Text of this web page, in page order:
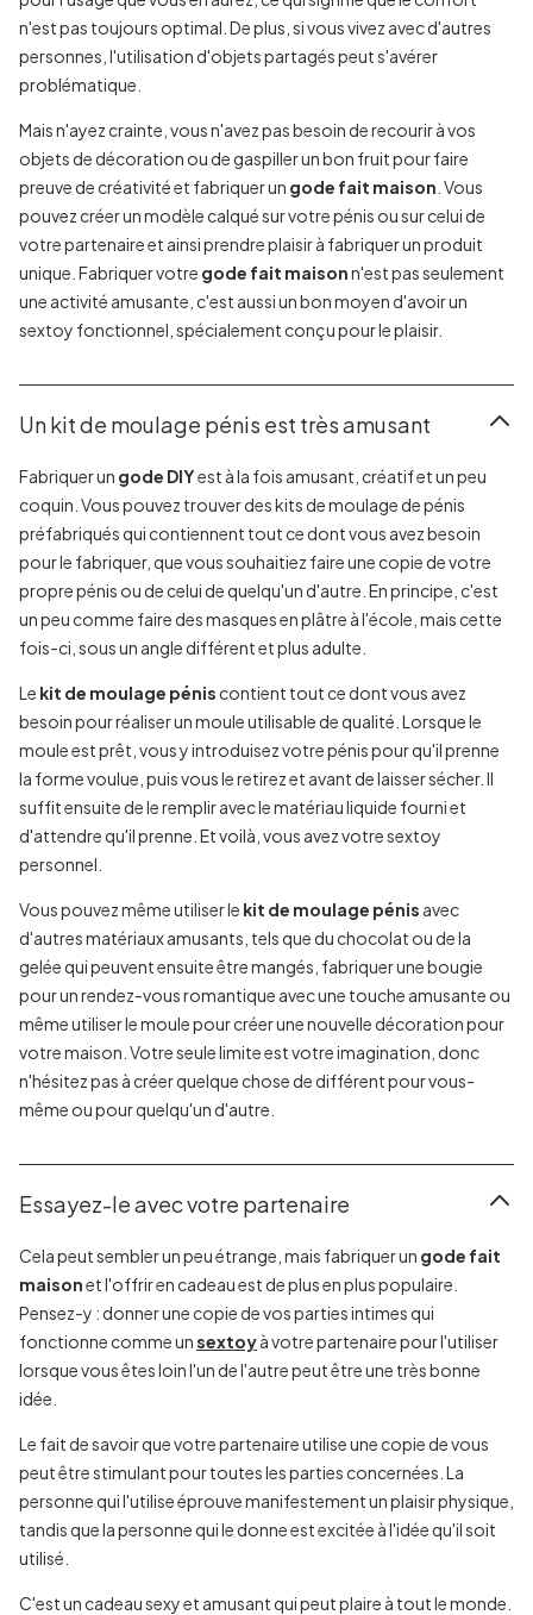
n'est pas toujours optimal. De plus, si vous vivez avec d'autres
personnes, l'utilisation d'objets partagés peut s'avérer
problématique.
Mais n'ayez crainte, vous n'avez pas besoin de recourir à vos
objets de décoration ou de gaspiller un bon fruit pour faire
preuve de créativité et fabriquer un gode fait maison . Vous
pouvez créer un modèle calqué sur votre pénis ou sur celui de
votre partenaire et ainsi prendre plaisir à fabriquer un produit
unique. Fabriquer votre gode fait maisonn'est pas seulement
une activité amusante, c'est aussi un bon moyen d'avoir un
sextoy fonctionnel, spécialement conçu pour le plaisir.
Un kit de moulage pénis est très amusant
Fabriquer un gode DIYest à la fois amusant, créatif et un peu
coquin. Vous pouvez trouver des kits de moulage de pénis
préfabriqués qui contiennent tout ce dont vous avez besoin
pour le fabriquer, que vous souhaitiez faire une copie de votre
propre pénis ou de celui de quelqu'un d'autre. En principe, c'est
un peu comme faire des masques en plâtre à l'école, mais cette
fois-ci, sous un angle différent et plus adulte.
Le kit de moulage pénis contient tout ce dont vous avez
besoin pour réaliser un moule utilisable de qualité. Lorsque le
moule est prêt, vous y introduisez votre pénis pour qu'il prenne
la forme voulue, puis vous le retirez et avant de laisser sécher. Il
suffit ensuite de le remplir avec le matériau liquide fourni et
d'attendre qu'il prenne. Et voilà, vous avez votre sextoy
personnel.
Vous pouvez même utiliser le kit de moulage pénis avec
d'autres matériaux amusants, tels que du chocolat ou de la
gelée qui peuvent ensuite être mangés, fabriquer une bougie
pour un rendez-vous romantique avec une touche amusante ou
même utiliser le moule pour créer une nouvelle décoration pour
votre maison. Votre seule limite est votre imagination, donc
n'hésitez pas à créer quelque chose de différent pour vous-
même ou pour quelqu'un d'autre.
Essayez-le avec votre partenaire
Cela peut sembler un peu étrange, mais fabriquer un gode fait
maisonet l'offrir en cadeau est de plus en plus populaire.
Pensez-y : donner une copie de vos parties intimes qui
fonctionne comme unsextoyà votre partenaire pour l'utiliser
lorsque vous êtes loin l'un de l'autre peut être une très bonne
idée.
Le fait de savoir que votre partenaire utilise une copie de vous
peut être stimulant pour toutes les parties concernées. La
personne qui l'utilise éprouve manifestement un plaisir physique,
tandis que la personne qui le donne est excitée à l'idée qu'il soit
utilisé.
C'est un cadeau sexy et amusant qui peut plaire à tout le monde.